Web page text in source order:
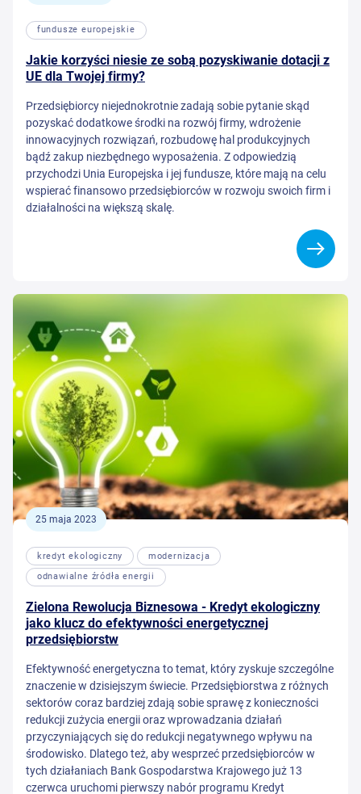
fundusze europejskie
Jakie korzyści niesie ze sobą pozyskiwanie dotacji z
UE dla Twojej firmy?
Przedsiębiorcy niejednokrotnie zadają sobie pytanie skąd
pozyskać dodatkowe środki na rozwój firmy, wdrożenie
innowacyjnych rozwiązań, rozbudowę hal produkcyjnych
bądź zakup niezbędnego wyposażenia. Z odpowiedzią
przychodzi Unia Europejska i jej fundusze, które mają na celu
wspierać finansowo przedsiębiorców w rozwoju swoich firm i
działalności na większą skalę.
25 maja 2023
kredyt ekologiczny
modernizacja
odnawialne źródła energii
Zielona Rewolucja Biznesowa - Kredyt ekologiczny
jako klucz do efektywności energetycznej
przedsiębiorstw
Efektywność energetyczna to temat, który zyskuje szczególne
znaczenie w dzisiejszym świecie. Przedsiębiorstwa z różnych
sektorów coraz bardziej zdają sobie sprawę z konieczności
redukcji zużycia energii oraz wprowadzania działań
przyczyniających się do redukcji negatywnego wpływu na
środowisko. Dlatego też, aby wesprzeć przedsiębiorców w
tych działaniach Bank Gospodarstwa Krajowego już 13
czerwca uruchomi pierwszy nabór programu Kredyt